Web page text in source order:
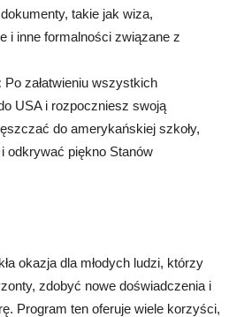
takie jak wiza,
i inne formalności związane z
Po załatwieniu wszystkich
USA i rozpoczniesz swoją
do amerykańskiej szkoły,
odkrywać piękno Stanów
okazja dla młodych ludzi, którzy
zdobyć nowe doświadczenia i
Program ten oferuje wiele korzyści,